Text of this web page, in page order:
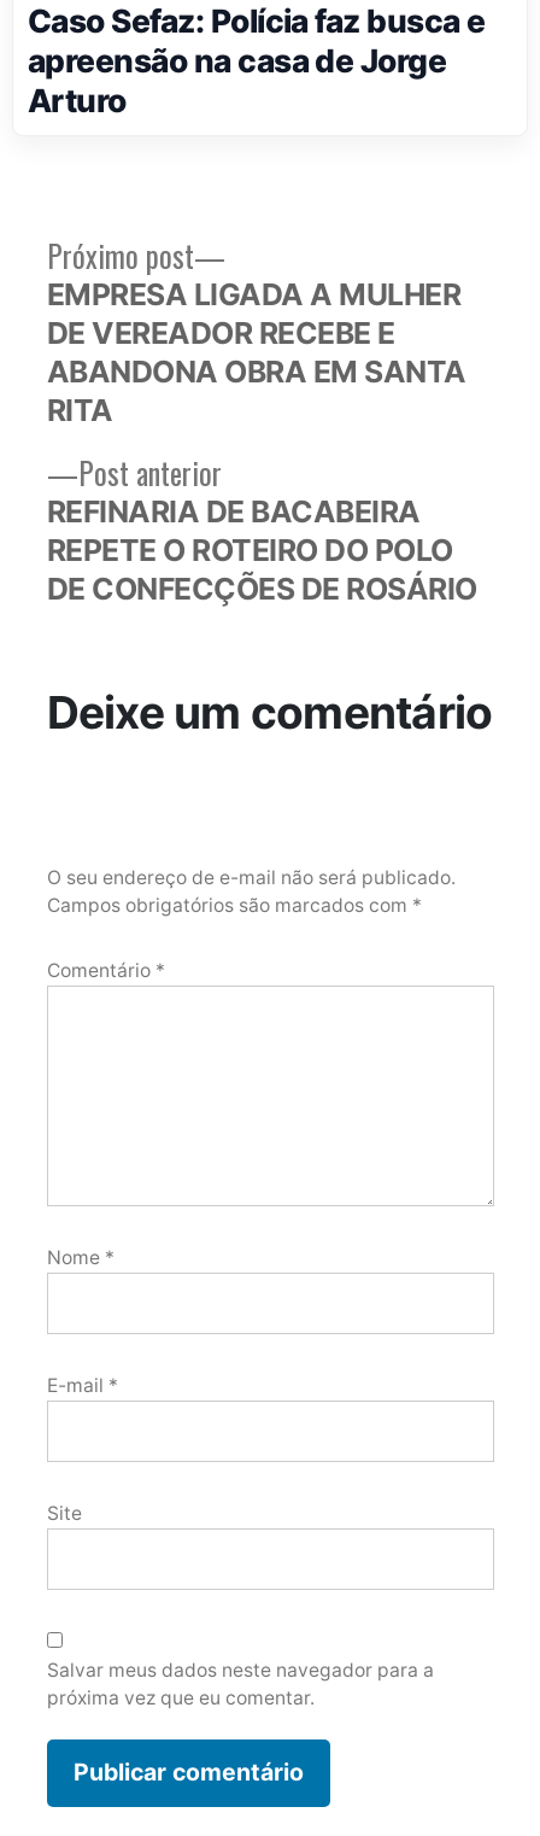
Caso Sefaz: Polícia faz busca e
apreensão na casa de Jorge
Arturo
Navegação
de
Post
Post anteriorPost
anterior:
REFINARIA DE BACABEIRA
REPETE O ROTEIRO DO POLO
DE CONFECÇÕES DE ROSÁRIO
Próximo post
Próximo
post:
EMPRESA LIGADA A MULHER
DE VEREADOR RECEBE E
ABANDONA OBRA EM SANTA
RITA
Deixe um comentário
O seu endereço de e-mail não será publicado.
Campos obrigatórios são marcados com *
Comentário *
Nome *
E-mail *
Site
Salvar meus dados neste navegador para a
próxima vez que eu comentar.